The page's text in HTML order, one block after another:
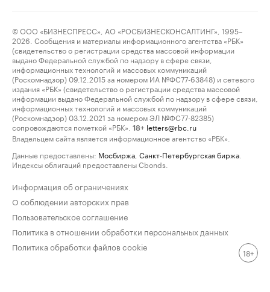
© ООО «БИЗНЕСПРЕСС», АО «РОСБИЗНЕСКОНСАЛТИНГ», 1995–
2026. Сообщения и материалы информационного агентства «РБК»
(свидетельство о регистрации средства массовой информации
выдано Федеральной службой по надзору в сфере связи,
информационных технологий и массовых коммуникаций
(Роскомнадзор) 09.12.2015 за номером ИА №ФС77-63848) и сетевого
издания «РБК» (свидетельство о регистрации средства массовой
информации выдано Федеральной службой по надзору в сфере связи,
информационных технологий и массовых коммуникаций
(Роскомнадзор) 03.12.2021 за номером ЭЛ №ФС77-82385)
сопровождаются пометкой «РБК».
18+ letters@rbc.ru
Владельцем сайта является информационное агентство «РБК».
Данные предоставлены: Мосбиржа Санкт-Петербургская биржа
Индексы облигаций предоставлены Cbonds.
Информация об ограничениях
О соблюдении авторских прав
Пользовательское соглашение
Политика в отношении обработки персональных данных
Политика обработки файлов cookie
18+